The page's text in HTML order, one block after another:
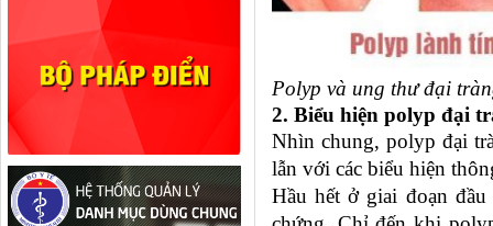
Polyp và ung thư đại
2. Biểu hiện polyp đại
Nhìn chung, polyp đại
lẫn với các biểu hiện
Hầu hết ở giai đoạn